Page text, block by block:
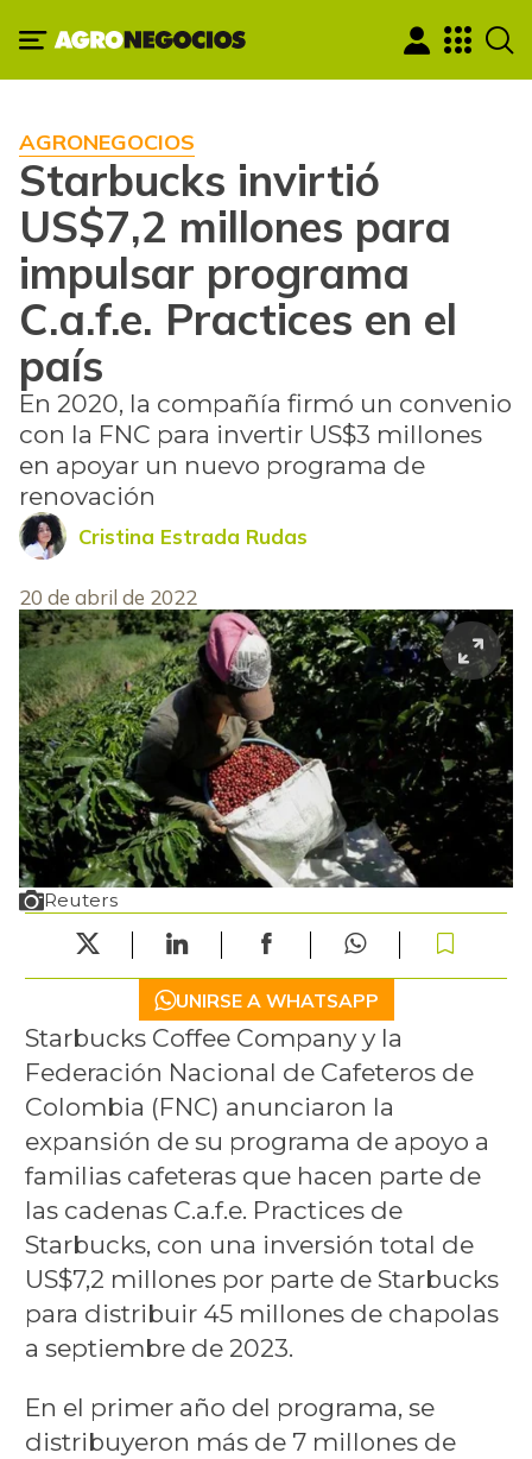
AGRONEGOCIOS
Starbucks invirtió
US$7,2 millones para
impulsar programa
C.a.f.e. Practices en el
país
En 2020, la compañía firmó un convenio
con la FNC para invertir US$3 millones
en apoyar un nuevo programa de
renovación
Cristina Estrada Rudas
20 de abril de 2022
Reuters
UNIRSE A WHATSAPP
Starbucks Coffee Company y la
Federación Nacional de Cafeteros de
Colombia (FNC) anunciaron la
expansión de su programa de apoyo a
familias cafeteras que hacen parte de
las cadenas C.a.f.e. Practices de
Starbucks, con una inversión total de
US$7,2 millones por parte de Starbucks
para distribuir 45 millones de chapolas
a septiembre de 2023.
En el primer año del programa, se
distribuyeron más de 7 millones de